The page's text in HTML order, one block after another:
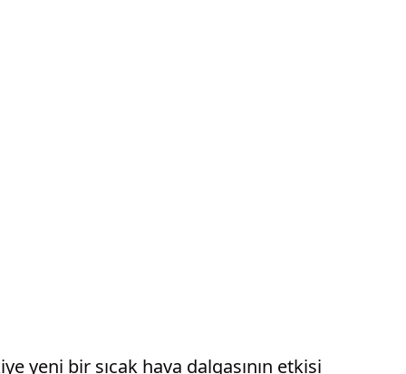
yeni bir sıcak hava dalgasının etkisi